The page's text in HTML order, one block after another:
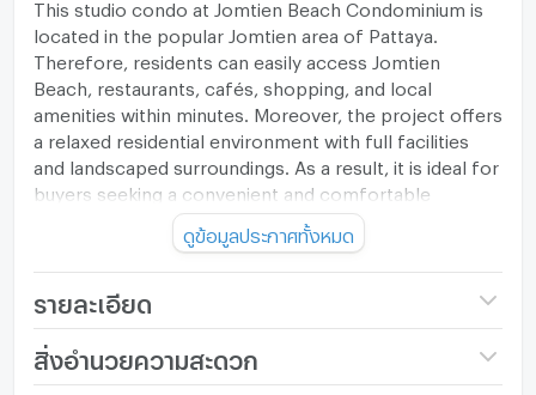
This studio condo at Jomtien Beach Condominium is
located in the popular Jomtien area of Pattaya.
Therefore, residents can easily access Jomtien
Beach, restaurants, cafés, shopping, and local
amenities within minutes. Moreover, the project offers
a relaxed residential environment with full facilities
and landscaped surroundings. As a result, it is ideal for
buyers seeking a convenient and comfortable
beachside lifestyle.
The unit is located on the 13th floor and offers a
studio layout with one bathroom and a usable area of
30 sq.m. It comes fully furnished with a fully equipped
conditioning, feature ceiling, and a private balcony
with sea view. Consequently, it is ready for immediate
ดูข้อมูลประกาศทั้งหมด
รายละเอียด
ชื่อโครงการ
Jomtien Beach
สิ่งอำนวยความสะดวก